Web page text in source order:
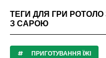
ТЕГИ ДЛЯ ГРИ
З САРОЮ
ПРИГОТУВАННЯ ЇЖІ